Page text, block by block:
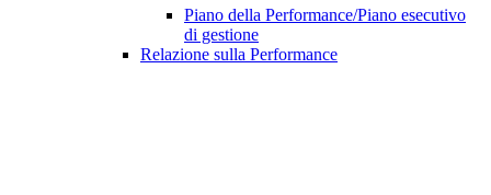
Piano della Performance/Piano esecutivo
di gestione
Relazione sulla Performance